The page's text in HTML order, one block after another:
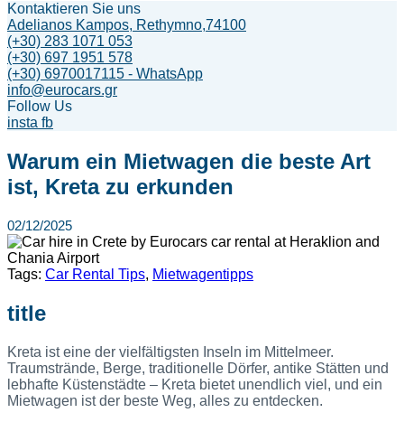
Kontaktieren Sie uns
Adelianos Kampos, Rethymno,74100
(+30) 283 1071 053
(+30) 697 1951 578
(+30) 6970017115 - WhatsApp
info@eurocars.gr
Follow Us
insta fb
Warum ein Mietwagen die beste Art
ist, Kreta zu erkunden
02/12/2025
Tags: Car Rental Tips, Mietwagentipps
title
Kreta ist eine der vielfältigsten Inseln im Mittelmeer.
Traumstrände, Berge, traditionelle Dörfer, antike Stätten und
lebhafte Küstenstädte – Kreta bietet unendlich viel, und ein
Mietwagen ist der beste Weg, alles zu entdecken.